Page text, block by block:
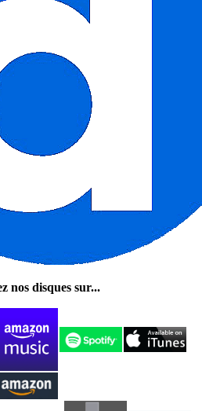
nos disques sur...